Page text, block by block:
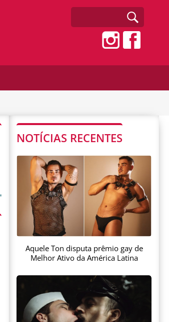
NOTÍCIAS RECENTES
Aquele Ton disputa prêmio gay de
Melhor Ativo da América Latina